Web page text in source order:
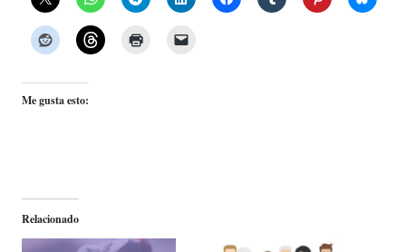
Me gusta esto:
Relacionado